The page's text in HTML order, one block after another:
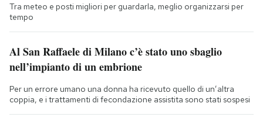
Tra meteo e posti migliori per guardarla, meglio organizzarsi per
tempo
Al San Raffaele di Milano c’è stato uno sbaglio
nell’impianto di un embrione
Per un errore umano una donna ha ricevuto quello di un’altra
coppia, e i trattamenti di fecondazione assistita sono stati sospesi